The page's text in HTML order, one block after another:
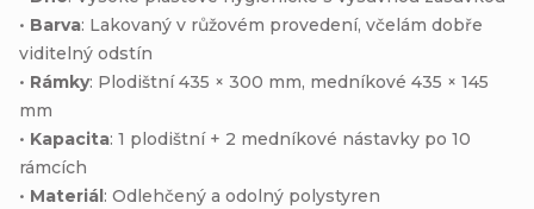
• Barva: Lakovaný v růžovém provedení, včelám dobře
viditelný odstín
• Rámky: Plodištní 435 × 300 mm, medníkové 435 × 145
mm
• Kapacita: 1 plodištní + 2 medníkové nástavky po 10
rámcích
• Materiál: Odlehčený a odolný polystyren